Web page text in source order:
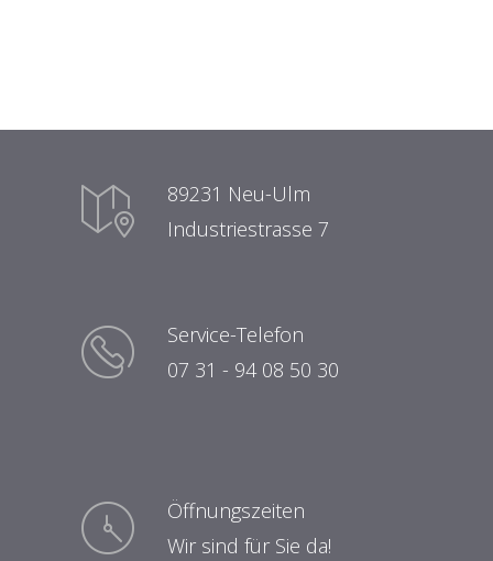
89231 Neu-Ulm
Industriestrasse 7
Service-Telefon
07 31 - 94 08 50 30
Öffnungszeiten
Wir sind für Sie da!